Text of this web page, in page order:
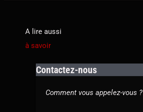
A lire aussi
à savoir
Contactez-nous
Comment vous appelez-vous ?